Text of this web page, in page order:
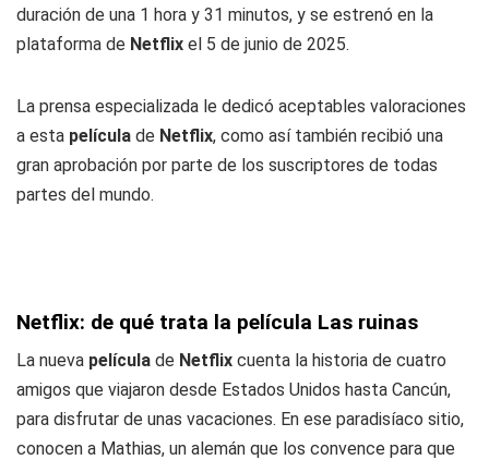
duración de una 1 hora y 31 minutos, y se estrenó en la
plataforma de Netflix el 5 de junio de 2025.
La prensa especializada le dedicó aceptables valoraciones
a esta película de Netflix, como así también recibió una
gran aprobación por parte de los suscriptores de todas
partes del mundo.
Netflix: de qué trata la película Las ruinas
La nueva película de Netflix cuenta la historia de cuatro
amigos que viajaron desde Estados Unidos hasta Cancún,
para disfrutar de unas vacaciones. En ese paradisíaco sitio,
conocen a Mathias, un alemán que los convence para que